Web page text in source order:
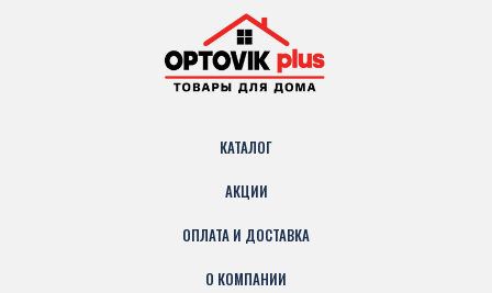
КАТАЛОГ
АКЦИИ
ОПЛАТА И ДОСТАВКА
О КОМПАНИИ